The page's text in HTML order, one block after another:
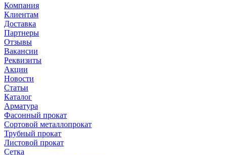
Компания
Клиентам
Доставка
Партнеры
Отзывы
Вакансии
Реквизиты
Акции
Новости
Статьи
Каталог
Арматура
Фасонный прокат
Сортовой металлопрокат
Трубный прокат
Листовой прокат
Сетка